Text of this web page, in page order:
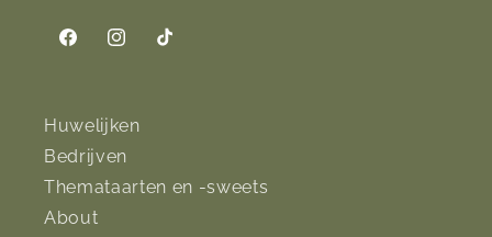
FacebookInstagram
TikTok
Huwelijken
Bedrijven
Themataarten en -sweets
About